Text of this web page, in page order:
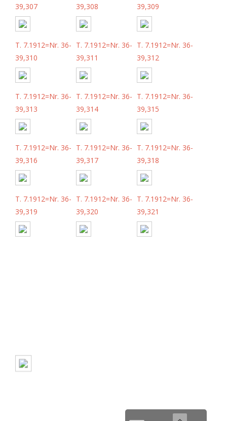
39,307
39,308
39,309
T. 7.1912=Nr. 36-
39,310
T. 7.1912=Nr. 36-
39,311
T. 7.1912=Nr. 36-
39,312
T. 7.1912=Nr. 36-
39,313
T. 7.1912=Nr. 36-
39,314
T. 7.1912=Nr. 36-
39,315
T. 7.1912=Nr. 36-
39,316
T. 7.1912=Nr. 36-
39,317
T. 7.1912=Nr. 36-
39,318
T. 7.1912=Nr. 36-
39,319
T. 7.1912=Nr. 36-
39,320
T. 7.1912=Nr. 36-
39,321